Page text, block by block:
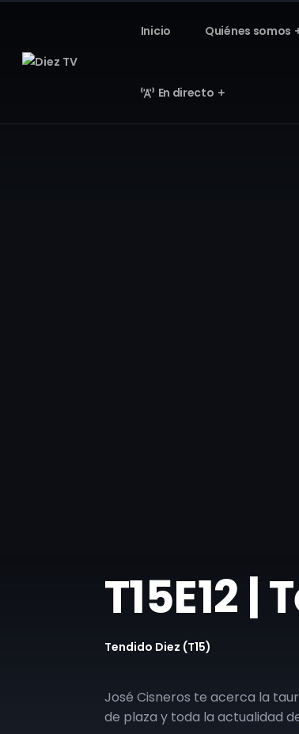
Inicio Quiénes somos
En directo
T15E12
Tendido Diez (T15)
José Cisneros te acerca la
de plaza y toda la actualidad